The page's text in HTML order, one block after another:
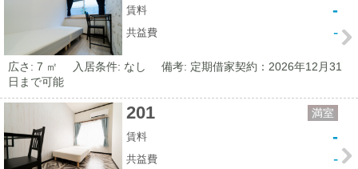
賃料 -
共益費 -
広さ: 7 ㎡ 入居条件: なし
備考: 定期借家契約：2026年12月31
日まで可能
201 満室
賃料 -
共益費 -